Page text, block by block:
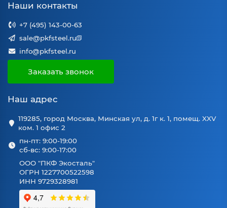
Наши контакты
+7 (495) 143-00-63
sale@pkfsteel.ru
info@pkfsteel.ru
Заказать звонок
Наш адрес
119285, город Москва, Минская ул, д. 1г к. 1, помещ. XXV
ком. 1 офис 2
пн-пт: 9:00-19:00
сб-вс: 9:00-17:00
ООО "ПКФ Экосталь"
ОГРН 1227700522598
ИНН 9729328981